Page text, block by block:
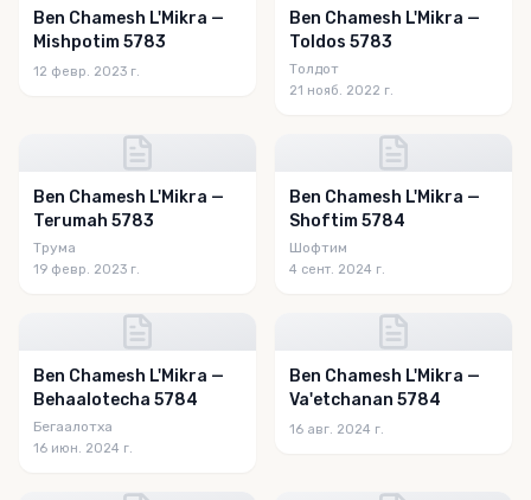
Ben Chamesh L'Mikra —
Mishpotim 5783
12 февр. 2023 г.
Ben Chamesh L'Mikra —
Toldos 5783
Толдот
21 нояб. 2022 г.
Ben Chamesh L'Mikra —
Terumah 5783
Трума
19 февр. 2023 г.
Ben Chamesh L'Mikra —
Shoftim 5784
Шофтим
4 сент. 2024 г.
Ben Chamesh L'Mikra —
Behaalotecha 5784
Бегаалотха
16 июн. 2024 г.
Ben Chamesh L'Mikra —
Va'etchanan 5784
16 авг. 2024 г.